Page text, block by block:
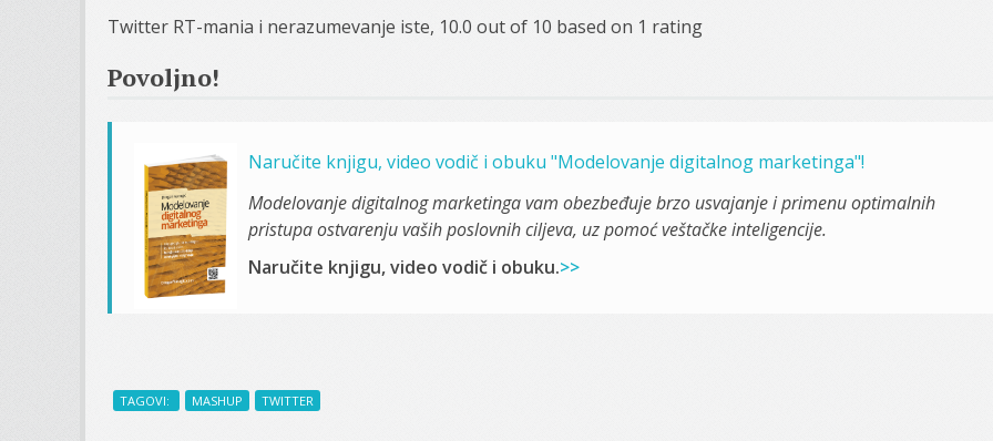
Twitter RT-mania i nerazumevanje iste, 10.0 out of 10 based on 1 rating
Povoljno!
Naručite knjigu, video vodič i obuku "Modelovanje digitalnog marketinga"!
Modelovanje digitalnog marketinga vam obezbeđuje brzo usvajanje i primenu optimalnih
pristupa ostvarenju vaših poslovnih ciljeva, uz pomoć veštačke inteligencije.
Naručite knjigu, video vodič i obuku.>>
TAGOVI: MASHUP TWITTER